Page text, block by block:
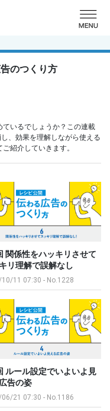
のつくり方
いるでしょうか？この連載
、効果を理解しながら使える
紹介していきます。
関係性をハッキリさせて
リ理解で誤解なし
11 07:30 - No.1228
ルール設定でいよいよ見
告の姿
21 07:30 - No.1186